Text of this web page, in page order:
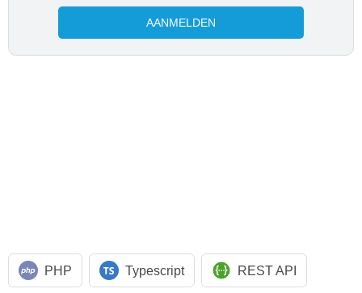
AANMELDEN
PHP Typescript REST API